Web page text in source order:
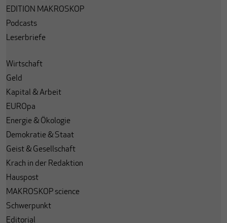
EDITION MAKROSKOP
Podcasts
Leserbriefe
Wirtschaft
Geld
Kapital & Arbeit
EUROpa
Energie & Ökologie
Demokratie & Staat
Geist & Gesellschaft
Krach in der Redaktion
Hauspost
MAKROSKOP science
Schwerpunkt
Editorial